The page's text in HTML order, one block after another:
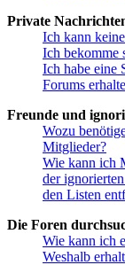
Private
Ich kann
Ich bekomme
Ich habe eine
Forums
Freunde und
Wozu
Mitglieder?
Wie kann ich
der
den Listen
Die Foren
Wie kann ich
Weshalb